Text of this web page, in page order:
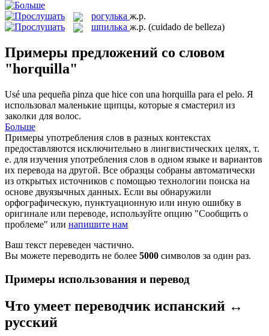
рогулька ж.р.
шпилька ж.р. (cuidado de belleza)
Примеры предложений со словом
"horquilla"
Usé una pequeña pinza que hice con una horquilla para el pelo. Я
использовал маленькие щипцы, которые я смастерил из
заколки для волос.
Больше
Примеры употребления слов в разных контекстах
предоставляются исключительно в лингвистических целях, т.
е. для изучения употребления слов в одном языке и вариантов
их перевода на другой. Все образцы собраны автоматически
из открытых источников с помощью технологии поиска на
основе двуязычных данных. Если вы обнаружили
орфографическую, пунктуационную или иную ошибку в
оригинале или переводе, используйте опцию "Сообщить о
проблеме" или напишите нам
Ваш текст переведен частично.
Вы можете переводить не более 5000 символов за один раз.
Примеры использования и перевод
Что умеет переводчик испанский ↔
русский